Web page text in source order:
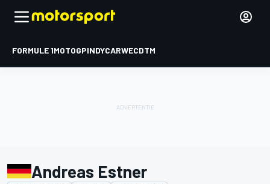
FORMULE 1MOTOGPINDYCARWECDTM
Andreas Estner